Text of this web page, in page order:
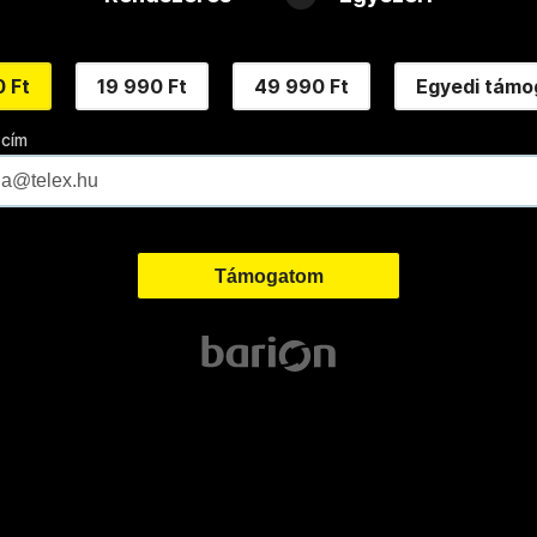
Ft 19 990 Ft 49 990 Ft Egyedi